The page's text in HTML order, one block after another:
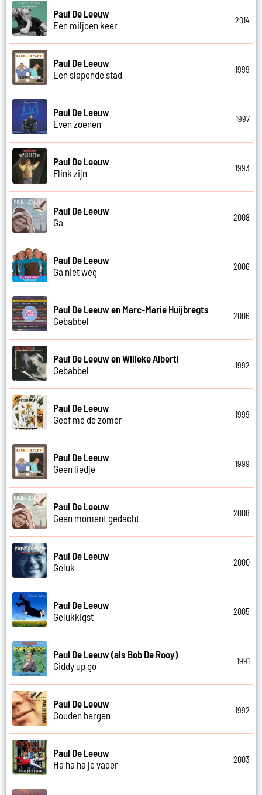
Paul De Leeuw
Een miljoen keer
2014
Paul De Leeuw
Een slapende stad
1999
Paul De Leeuw
Even zoenen
1997
Paul De Leeuw
Flink zijn
1993
Paul De Leeuw
Ga
2008
Paul De Leeuw
Ga niet weg
2006
Paul De Leeuw en Marc-Marie Huijbregts
Gebabbel
2006
Paul De Leeuw en Willeke Alberti
Gebabbel
1992
Paul De Leeuw
Geef me de zomer
1999
Paul De Leeuw
Geen liedje
1999
Paul De Leeuw
Geen moment gedacht
2008
Paul De Leeuw
Geluk
2000
Paul De Leeuw
Gelukkigst
2005
Paul De Leeuw (als Bob De Rooy)
Giddy up go
1991
Paul De Leeuw
Gouden bergen
1992
Paul De Leeuw
Ha ha ha je vader
2003